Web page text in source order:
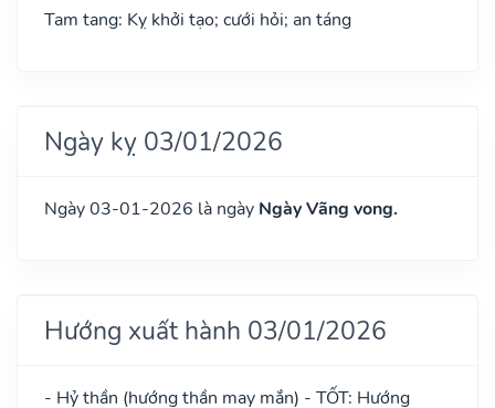
Tam tang: Kỵ khởi tạo; cưới hỏi; an táng
Ngày kỵ 03/01/2026
Ngày 03-01-2026 là ngày Ngày Vãng vong.
Hướng xuất hành 03/01/2026
- Hỷ thần (hướng thần may mắn) - TỐT: Hướng